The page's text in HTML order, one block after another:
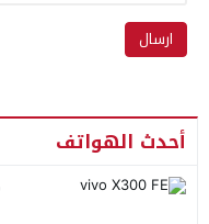
أحدث الهواتف